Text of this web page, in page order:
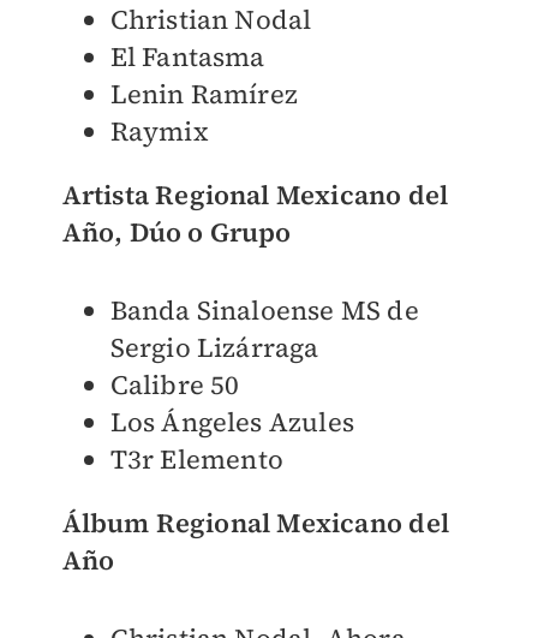
Christian Nodal
El Fantasma
Lenin Ramírez
Raymix
Artista Regional Mexicano del
Año, Dúo o Grupo
Banda Sinaloense MS de
Sergio Lizárraga
Calibre 50
Los Ángeles Azules
T3r Elemento
Álbum Regional Mexicano del
Año